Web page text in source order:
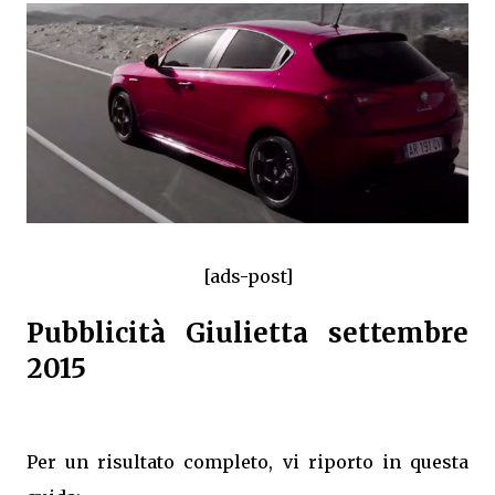
[ads-post]
Pubblicità Giulietta settembre
2015
Per un risultato completo, vi riporto in questa